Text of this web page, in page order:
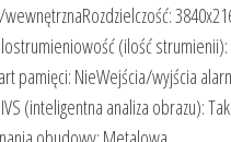
(ilość strumienii):
pamięci: NieWejścia/wyjścia
(inteligentna analiza obrazu):